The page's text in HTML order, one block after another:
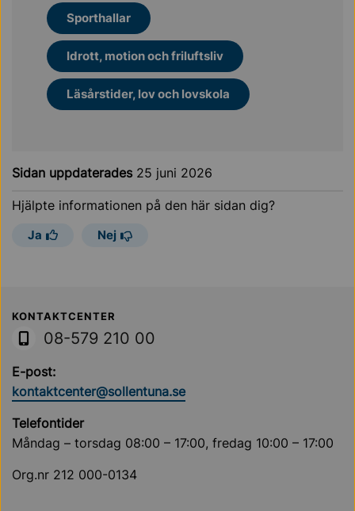
Sporthallar
Idrott, motion och friluftsliv
Läsårstider, lov och lovskola
Sidan uppdaterades 25 juni 2026
Hjälpte informationen på den här sidan dig?
Ja Nej
Sollentuna Kommun
KONTAKTCENTER
08-579 210 00
E-post:
kontaktcenter@sollentuna.se
Telefontider
Måndag – torsdag 08:00 – 17:00, fredag 10:00 – 17:00
Org.nr 212 000-0134